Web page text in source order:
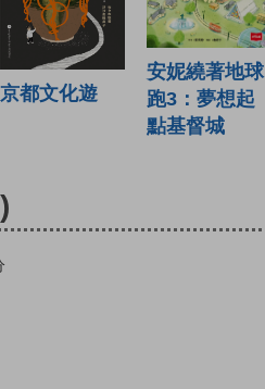
京都文化遊
安妮繞著地球
跑3：夢想起
點基督城